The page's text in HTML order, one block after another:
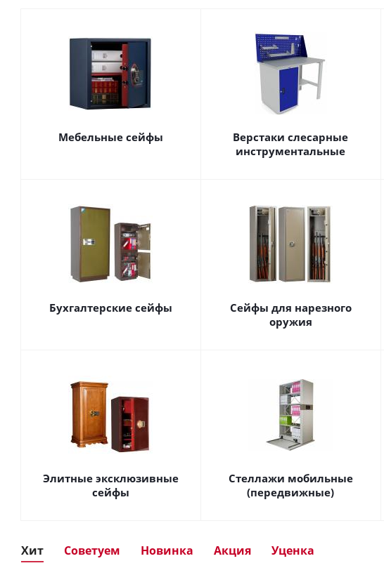
Мебельные сейфы
Верстаки слесарные
инструментальные
Бухгалтерские сейфы
Сейфы для нарезного
оружия
Элитные эксклюзивные
сейфы
Стеллажи мобильные
(передвижные)
Хит Советуем Новинка Акция Уценка